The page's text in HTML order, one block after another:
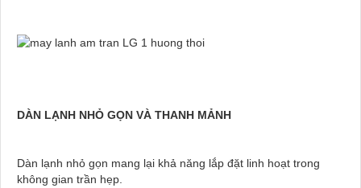
DÀN LẠNH NHỎ GỌN VÀ THANH MẢNH
Dàn lạnh nhỏ gọn mang lại khả năng lắp đặt linh hoạt trong
không gian trần hẹp.